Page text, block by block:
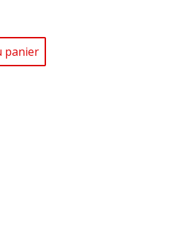
panier